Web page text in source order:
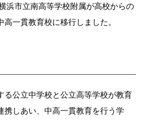
浜市立南高等学校附属が高校からの
一貫教育校に移行しました。
る公立中学校と公立高等学校が教育
携しあい、中高一貫教育を行う学